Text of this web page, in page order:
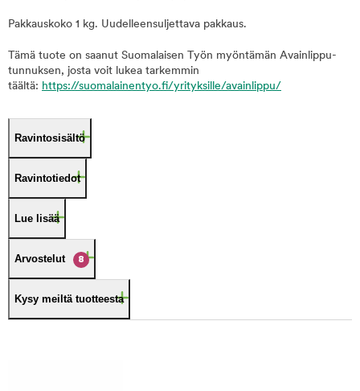
Pakkauskoko 1 kg. Uudelleensuljettava pakkaus.
Tämä tuote on saanut Suomalaisen Työn myöntämän Avainlippu-
tunnuksen, josta voit lukea tarkemmin
täältä: https://suomalainentyo.fi/yrityksille/avainlippu/
Ravintosisältö
Ravintotiedot
Lue lisää
Arvostelut 8
Kysy meiltä tuotteesta